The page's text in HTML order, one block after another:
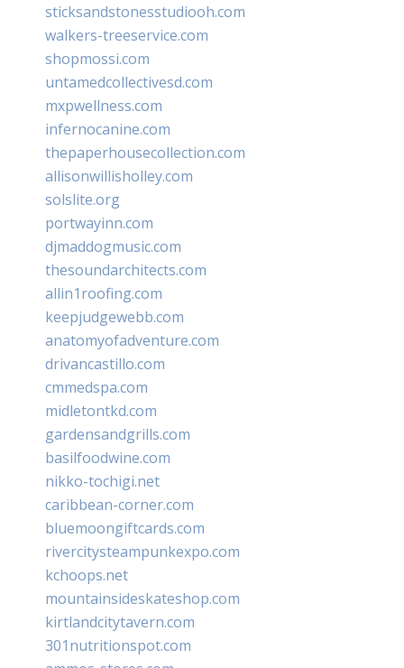
sticksandstonesstudiooh.com
walkers-treeservice.com
shopmossi.com
untamedcollectivesd.com
mxpwellness.com
infernocanine.com
thepaperhousecollection.com
allisonwillisholley.com
solslite.org
portwayinn.com
djmaddogmusic.com
thesoundarchitects.com
allin1roofing.com
keepjudgewebb.com
anatomyofadventure.com
drivancastillo.com
cmmedspa.com
midletontkd.com
gardensandgrills.com
basilfoodwine.com
nikko-tochigi.net
caribbean-corner.com
bluemoongiftcards.com
rivercitysteampunkexpo.com
kchoops.net
mountainsideskateshop.com
kirtlandcitytavern.com
301nutritionspot.com